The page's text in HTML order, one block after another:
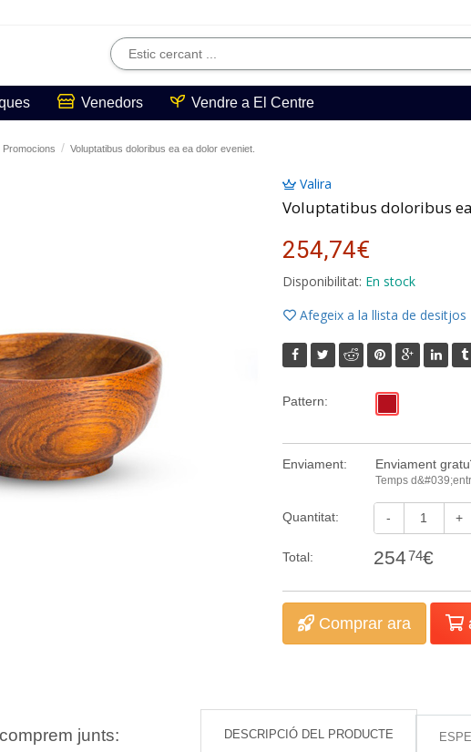
Venedors Vendre a El Centre
Promocions Voluptatibus doloribus ea ea dolor eveniet.
Valira
Voluptatibus doloribus
254,74€
Disponibilitat: En stock
Afegeix a la llista de desitjos
Pattern:
Enviament: Enviament
Temps
Quantitat: - +
Total: 25474€
Comprar ara
junts: DESCRIPCIÓ DEL PRODUCTE